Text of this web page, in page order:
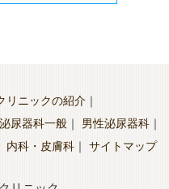
リニックの紹介｜
泌尿器科一般｜ 男性泌尿器科｜
内科・皮膚科｜ サイトマップ